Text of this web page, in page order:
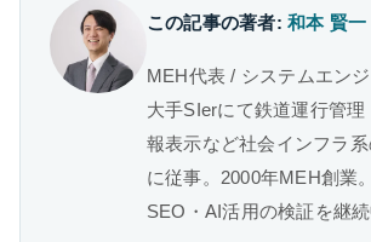
この記事の著者:和本 賢一
MEH代表 / システムエン
大手SIerにて鉄道運行管
報表示など社会インフラ
に従事。2000年MEH創業
SEO・AI活用の検証を継続